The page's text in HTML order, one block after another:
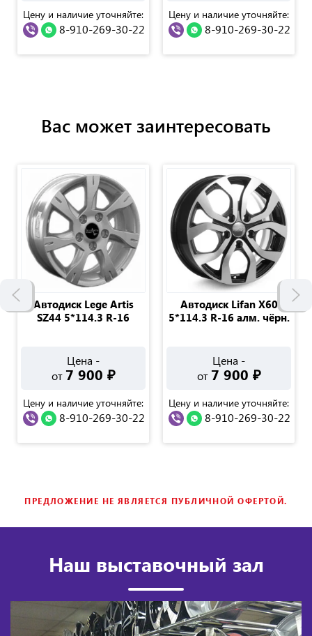
Цену и наличие уточняйте:
8-910-269-30-22
Цену и наличие уточняйте:
8-910-269-30-22
Вас может заинтересовать
Автодиск Lege Artis
SZ44 5*114.3 R-16
Цена -
от 7 900 ₽
Цену и наличие уточняйте:
8-910-269-30-22
Автодиск Lifan X60
5*114.3 R-16 алм. чёрн.
Цена -
от 7 900 ₽
Цену и наличие уточняйте:
8-910-269-30-22
ПРЕДЛОЖЕНИЕ НЕ ЯВЛЯЕТСЯ ПУБЛИЧНОЙ ОФЕРТОЙ.
Наш выставочный зал